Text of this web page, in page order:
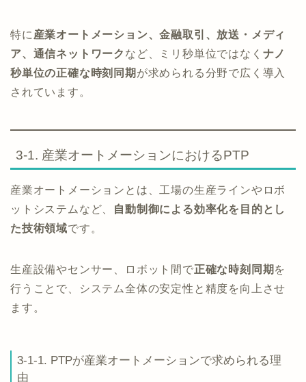
特に 産業オートメーション、金融取引、放送・メディ
ア、通信ネットワーク など、ミリ秒単位ではなく ナノ
秒単位の正確な時刻同期 が求められる分野で広く導入
されています。
3-1. 産業オートメーションにおけるPTP
産業オートメーションとは、工場の生産ラインやロボ
ットシステムなど、
自動制御による効率化を目的とし
た技術領域です。
生産設備やセンサー、ロボット間で正確な時刻同期 を
行うことで、システム全体の安定性と精度を向上させ
ます。
3-1-1. PTPが産業オートメーションで求められる理
由